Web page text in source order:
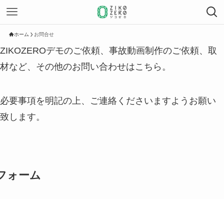
ホーム お問合せ
ZIKOZEROデモのご依頼、事故動画制作のご依頼、取
材など、その他のお問い合わせはこちら。
​必要事項を明記の上、ご連絡くださいますようお願い
致します。
ォーム